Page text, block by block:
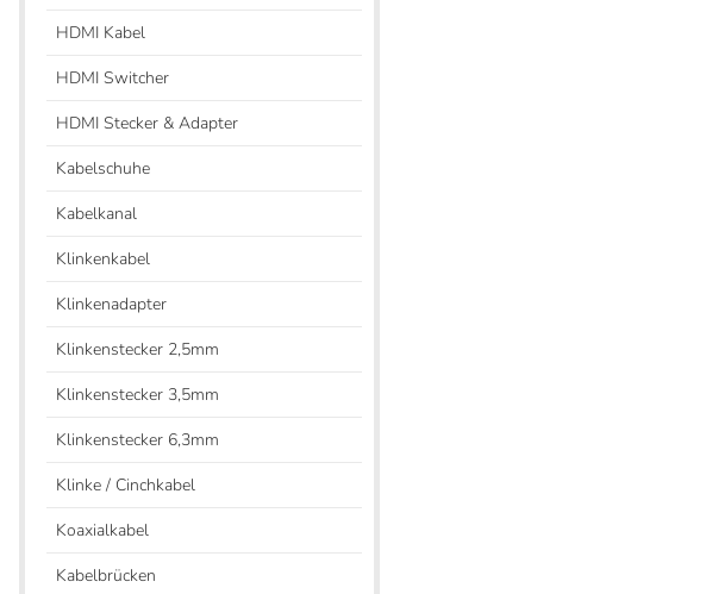
HDMI Kabel
HDMI Switcher
HDMI Stecker & Adapter
Kabelschuhe
Kabelkanal
Klinkenkabel
Klinkenadapter
Klinkenstecker 2,5mm
Klinkenstecker 3,5mm
Klinkenstecker 6,3mm
Klinke / Cinchkabel
Koaxialkabel
Kabelbrücken